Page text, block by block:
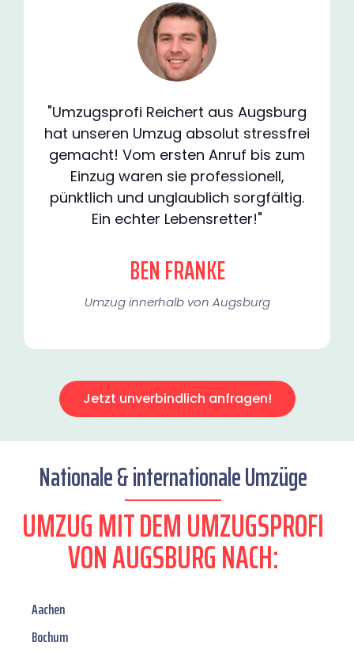
"Umzugsprofi Reichert aus Augsburg
hat unseren Umzug absolut stressfrei
gemacht! Vom ersten Anruf bis zum
Einzug waren sie professionell,
pünktlich und unglaublich sorgfältig.
Ein echter Lebensretter!"
BEN FRANKE
Umzug innerhalb von Augsburg​
Jetzt unverbindlich anfragen!
Nationale & internationale Umzüge
UMZUG MIT DEM UMZUGSPROFI
VON AUGSBURG NACH:
Aachen
Bochum